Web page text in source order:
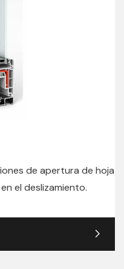
de apertura de hoja
el deslizamiento.